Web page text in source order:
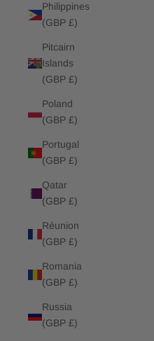
Philippines
(GBP £)
Pitcairn
Islands
(GBP £)
Poland
(GBP £)
Portugal
(GBP £)
Qatar
(GBP £)
Réunion
(GBP £)
Romania
(GBP £)
Russia
(GBP £)